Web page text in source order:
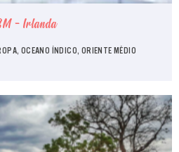
- Irlanda
OCEANO ÍNDICO, ORIENTE MÉDIO